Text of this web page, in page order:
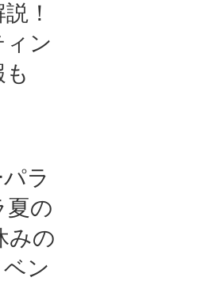
！
ン
ラ
夏の
みの
ン